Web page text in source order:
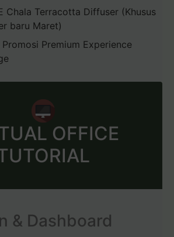
Chala Terracotta Diffuser (Khusus
baru Maret)
Promosi Premium Experience
OFFICE
& Dashboard